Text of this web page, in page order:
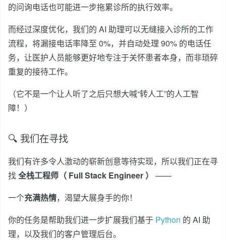
的问询电话也可能进一步拖累诊所的执行效率。
而经过深度优化，我们的 AI 助理可以无缝接入诊所的工作
流程，将漏接电话率降至 0%，并自动处理 90% 的电话任
务，让医护人员能够更好地专注于关怀患者本身，而非琐碎
重复的接待工作。
（它不是一个让人听了之后只想大喊“转人工”的人工智
障！）
🔍 我们在寻找
我们有许多令人激动的崭新创意等待实现，所以我们正在寻
找全栈工程师（ Full Stack Engineer ）
——
一个充满热情，渴望大展身手的你！
你的任务是帮助我们进一步扩展我们基于 Python 的 AI 助
理，以及我们的客户管理后台。